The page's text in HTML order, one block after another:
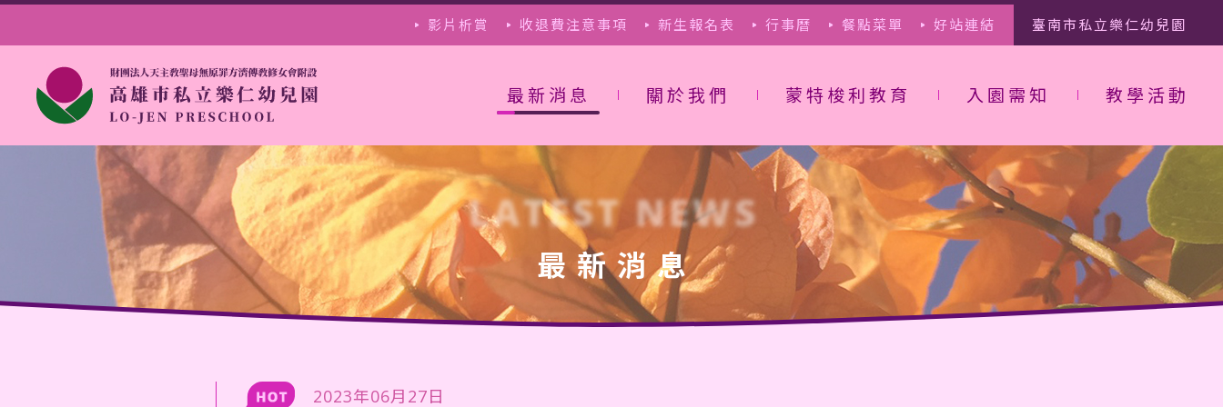
影片析賞 收退費注意事項 新生報名表 行事曆 餐點菜單 好站連結 臺南市私立樂仁幼兒園
最新消息 關於我們 蒙特梭利教育 入園需知 教學活動
LATEST NEWS
最新消息
2023年06月27日